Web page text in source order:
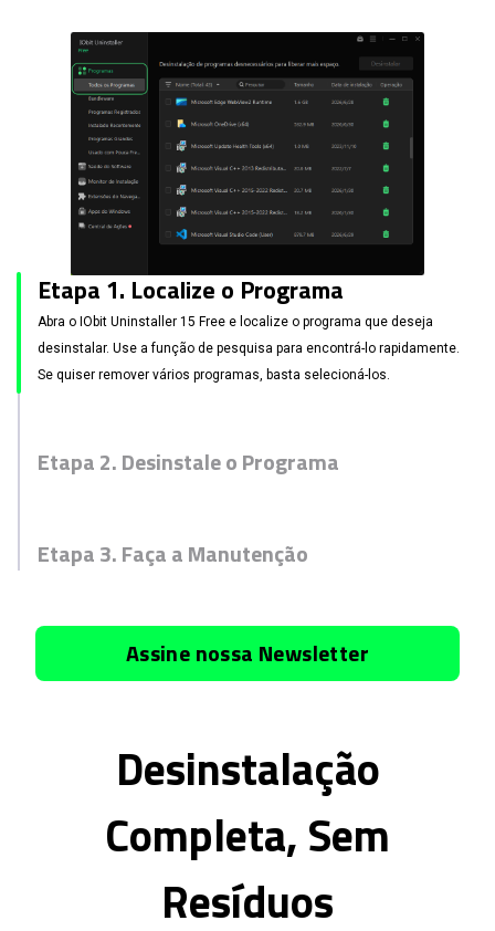
Etapa 1. Localize o Programa
Abra o IObit Uninstaller 15 Free e localize o programa que deseja
desinstalar. Use a função de pesquisa para encontrá-lo rapidamente.
Se quiser remover vários programas, basta selecioná-los.
Etapa 2. Desinstale o Programa
Etapa 3. Faça a Manutenção
Assine nossa Newsletter
Desinstalação
Completa, Sem
Resíduos